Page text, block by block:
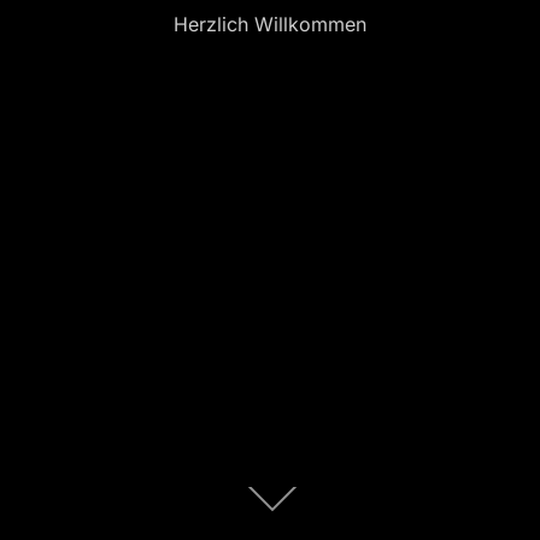
Herzlich Willkommen
Zum